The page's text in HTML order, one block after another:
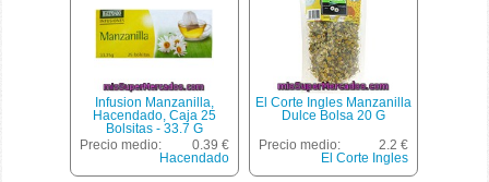
Infusion Manzanilla,
Hacendado, Caja 25
Bolsitas - 33.7 G
Precio medio:
0.39 €
Hacendado
El Corte Ingles Manzanilla
Dulce Bolsa 20 G
Precio medio:
2.2 €
El Corte Ingles